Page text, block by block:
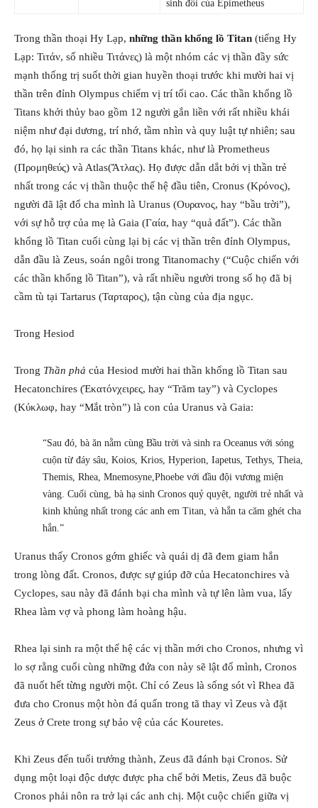
sinh đôi của Epimetheus
Trong thần thoại Hy Lạp, những thần khổng lồ Titan (tiếng Hy
Lạp: Τιτάν, số nhiều Τιτάνες) là một nhóm các vị thần đầy sức
mạnh thống trị suốt thời gian huyền thoại trước khi mười hai vị
thần trên đỉnh Olympus chiếm vị trí tối cao. Các thần khổng lồ
Titans khởi thủy bao gồm 12 người gắn liền với rất nhiều khái
niệm như đại dương, trí nhớ, tầm nhìn và quy luật tự nhiên; sau
đó, họ lại sinh ra các thần Titans khác, như là Prometheus
(Προμηθεύς) và Atlas(Ἄτλας). Họ được dẫn dắt bởi vị thần trẻ
nhất trong các vị thần thuộc thế hệ đầu tiên, Cronus (Κρόνος),
người đã lật đổ cha mình là Uranus (Ουρανος, hay “bầu trời”),
với sự hỗ trợ của mẹ là Gaia (Γαία, hay “quả đất”). Các thần
khổng lồ Titan cuối cùng lại bị các vị thần trên đỉnh Olympus,
dẫn đầu là Zeus, soán ngôi trong Titanomachy (“Cuộc chiến với
các thần khổng lồ Titan”), và rất nhiều người trong số họ đã bị
cầm tù tại Tartarus (Ταρταρος), tận cùng của địa ngục.
Trong Hesiod
Trong Thần phả của Hesiod mười hai thần khổng lồ Titan sau
Hecatonchires (Έκατόνχειρες, hay “Trăm tay”) và Cyclopes
(Κύκλωφ, hay “Mắt tròn”) là con của Uranus và Gaia:
“Sau đó, bà ăn nằm cùng Bầu trời và sinh ra Oceanus với sóng
cuộn từ đáy sâu, Koios, Krios, Hyperion, Iapetus, Tethys, Theia,
Themis, Rhea, Mnemosyne,Phoebe với đầu đội vương miện
vàng. Cuối cùng, bà hạ sinh Cronos quỷ quyệt, người trẻ nhất và
kinh khủng nhất trong các anh em Titan, và hắn ta căm ghét cha
hắn.”
Uranus thấy Cronos gớm ghiếc và quái dị đã đem giam hắn
trong lòng đất. Cronos, được sự giúp đỡ của Hecatonchires và
Cyclopes, sau này đã đánh bại cha mình và tự lên làm vua, lấy
Rhea làm vợ và phong làm hoàng hậu.
Rhea lại sinh ra một thế hệ các vị thần mới cho Cronos, nhưng vì
lo sợ rằng cuối cùng những đứa con này sẽ lật đổ mình, Cronos
đã nuốt hết từng người một. Chỉ có Zeus là sống sót vì Rhea đã
đưa cho Cronus một hòn đá quấn trong tã thay vì Zeus và đặt
Zeus ở Crete trong sự bảo vệ của các Kouretes.
Khi Zeus đến tuổi trưởng thành, Zeus đã đánh bại Cronos. Sử
dụng một loại độc dược được pha chế bởi Metis, Zeus đã buộc
Cronos phải nôn ra trở lại các anh chị. Một cuộc chiến giữa vị